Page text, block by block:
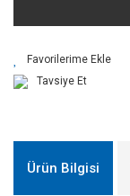
Tavsiye Et
Ürün Bilgisi